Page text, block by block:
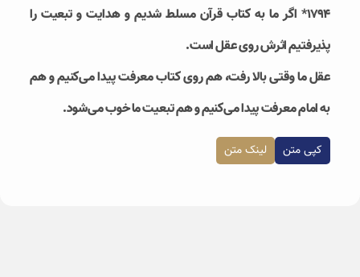
۱۷۹۴* اگر ما به کتاب قرآن مسلط شدیم و هدایت و تبعیت را
پذیرفتیم اثرش روی عقل است.
عقل ما وقتی بالا رفت، هم روی کتاب معرفت پیدا می‌کنیم و هم
به امام معرفت پیدا می‌کنیم و هم تبعیت ما خوب می‌شود.
کپی متن لینک متن